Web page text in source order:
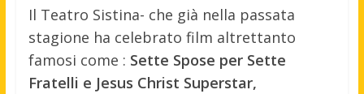
Il Teatro Sistina- che già nella passata
stagione ha celebrato film altrettanto
famosi come : Sette Spose per Sette
Fratelli e Jesus Christ Superstar,